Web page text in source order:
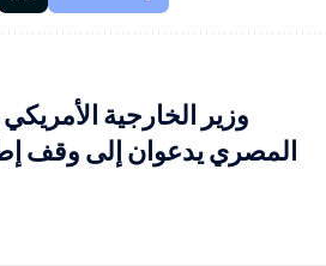
وزير الخارجية
المصري يدعوان إلى وقف